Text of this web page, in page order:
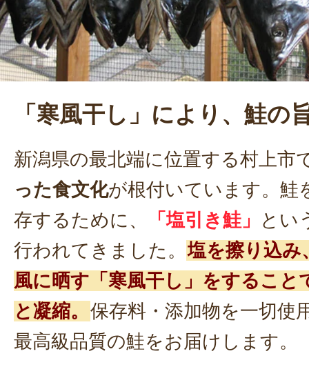
「寒風干し」により、鮭の
新潟県の最北端に位置する村上市
った食文化が根付いています。鮭
存するために、
「塩引き鮭」
とい
行われてきました。 塩を擦り込み
風に晒す「寒風干し」をすること
と凝縮。 保存料・添加物を一切使
最高級品質の鮭をお届けします。